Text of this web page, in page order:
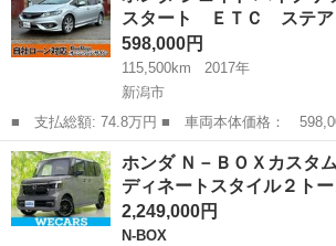
スタート ＥＴＣ ステア
598,000円
115,500km
2017年
新潟市
■ 支払総額: 74.8万円 ■ 車両本体価格： 598,000 円 ■ メーカー
名： ホンダ ■ 車種名： ジェイド ■ グレー
ドＸ Ｓキー Ｐスタート ＥＴＣ ステアリン
ン ナビ ワ...
新潟 新潟市 ホンダ
ホンダ Ｎ－ＢＯＸカスタ
ディネートスタイル２ト
2,249,000円
N-BOX